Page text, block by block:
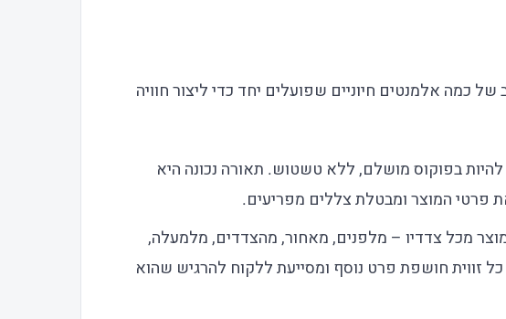
כמה אלמנטים חיוניים שפועלים יחד כדי ליצור חוויה
להיות בפוקוס מושלם, ללא טשטוש. תאורה נכונה היא
פרטי המוצר ומבטלת צללים מפריעים.
מכל צדדיו – מלפנים, מאחור, מהצדדים, מלמעלה,
זווית חושפת פרט נוסף ומסייעת ללקוח להרגיש שהוא